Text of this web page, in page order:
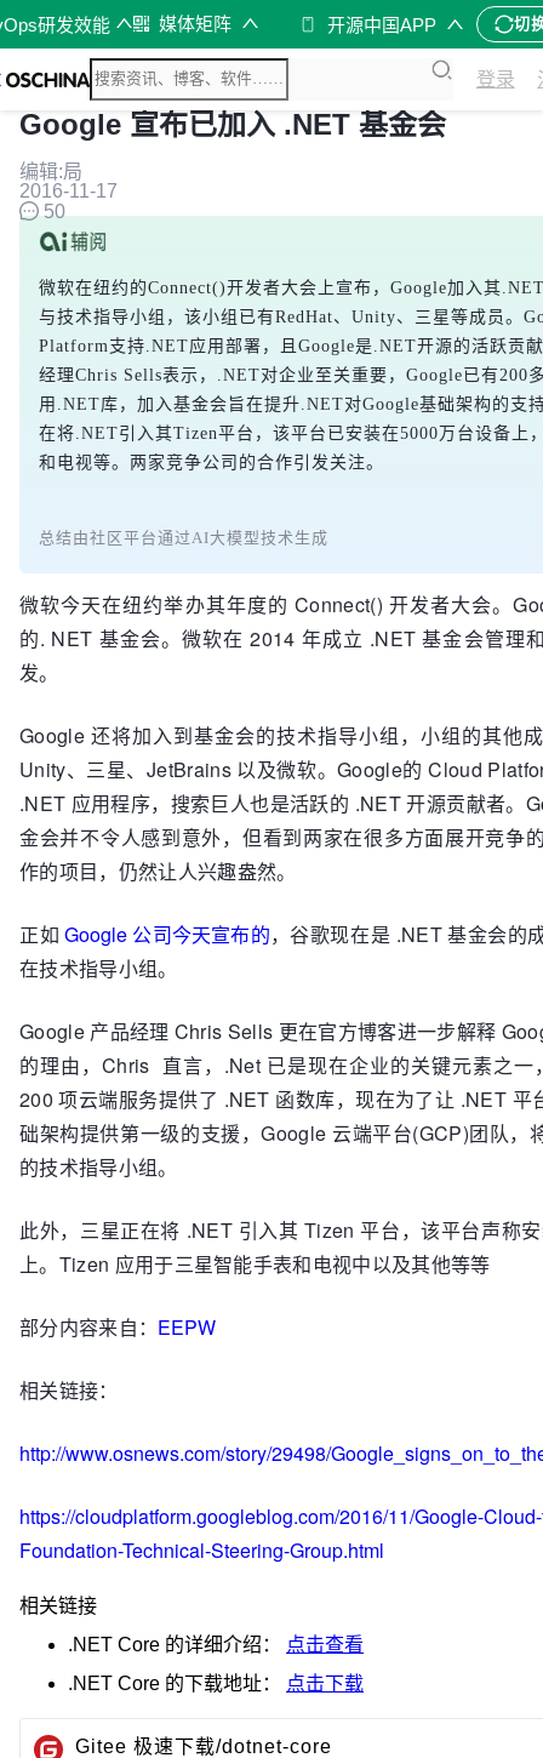
研发效能 媒体矩阵 开源中国APP 切
登录
Google 宣布已加入 .NET 基金会
编辑:局
2016-11-17
50
微软在纽约的Connect()开发者大会上宣布，Google加入其
与技术指导小组，该小组已有RedHat、Unity、三星等成员。
Platform支持.NET应用部署，且Google是.NET开源的活跃贡
经理Chris Sells表示，.NET对企业至关重要，Google已有200
用.NET库，加入基金会旨在提升.NET对Google基础架构的支
在将.NET引入其Tizen平台，该平台已安装在5000万台设备上
和电视等。两家竞争公司的合作引发关注。
总结由社区平台通过AI大模型技术生成
微软今天在纽约举办其年度的 Connect() 开发者大会。
的. NET 基金会。微软在 2014 年成立 .NET 基金会管理
发。
Google 还将加入到基金会的技术指导小组，小组的其他
Unity、三星、JetBrains 以及微软。Google的 Cloud
.NET 应用程序，搜索巨人也是活跃的 .NET 开源贡献者。
金会并不令人感到意外，但看到两家在很多方面展开竞争
作的项目，仍然让人兴趣盎然。
正如 Google 公司今天宣布的，谷歌现在是 .NET 基金会的
在技术指导小组。
Google 产品经理 Chris Sells 更在官方博客进一步解释
的理由，Chris 直言，.Net 已是现在企业的关键元素之一
200 项云端服务提供了 .NET 函数库，现在为了让 .NET 平
础架构提供第一级的支援，Google 云端平台(GCP)团队，
的技术指导小组。
此外，三星正在将 .NET 引入其 Tizen 平台，该平台声称
上。Tizen 应用于三星智能手表和电视中以及其他等等
部分内容来自： EEPW
相关链接：
http://www.osnews.com/story/29498/
https://cloudplatform.googleblog.com/2016/11/Google-
Foundation-Technical-Steering-Group.html
相关链接
.NET Core 的详细介绍：
点击查看
.NET Core 的下载地址： 点击下载
Gitee 极速下载/dotnet-core